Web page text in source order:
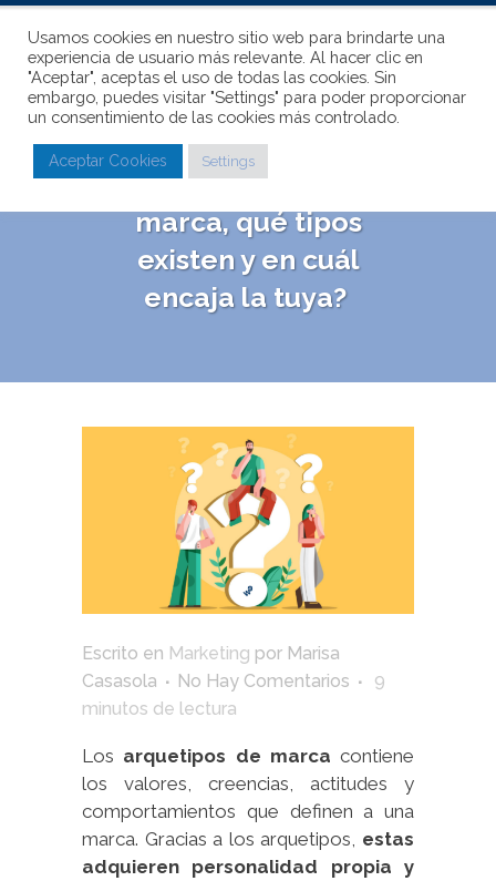
¿Qué son los
arquetipos de
marca, qué tipos
existen y en cuál
encaja la tuya?
Escrito en Marketing por Marisa
Casasola
No Hay Comentarios
9
minutos de lectura
Los arquetipos de marca contiene
los valores, creencias, actitudes y
comportamientos que definen a una
marca. Gracias a los arquetipos, estas
adquieren personalidad propia y
Usamos cookies en nuestro sitio web para brindarte una
experiencia de usuario más relevante. Al hacer clic en
"Aceptar", aceptas el uso de todas las cookies. Sin
embargo, puedes visitar "Settings" para poder proporcionar
un consentimiento de las cookies más controlado.
Aceptar Cookies Settings